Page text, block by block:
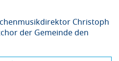
Christoph
der Gemeinde den